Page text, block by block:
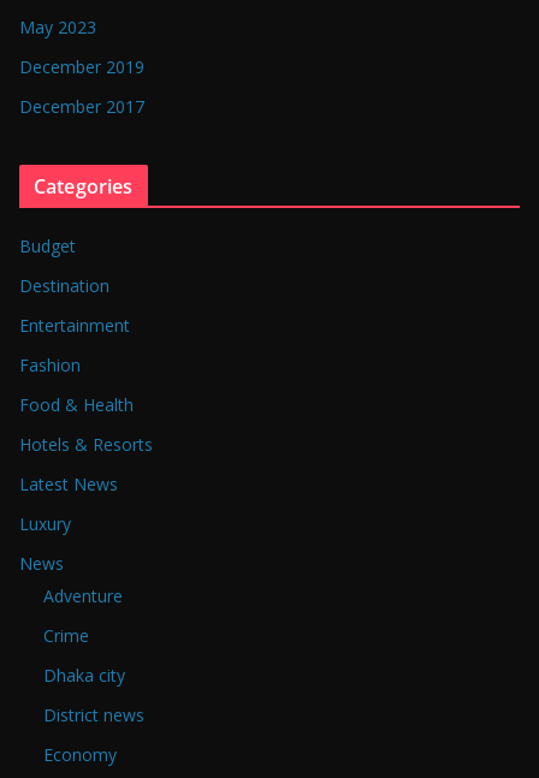
May 2023
December 2019
December 2017
Categories
Budget
Destination
Entertainment
Fashion
Food & Health
Hotels & Resorts
Latest News
Luxury
News
Adventure
Crime
Dhaka city
District news
Economy